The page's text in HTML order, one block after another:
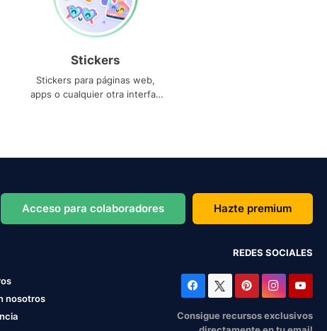
Stickers
Stickers para páginas web,
apps o cualquier otra interfaz
Acceso para colaboradores Hazte premium
nosotros
REDES SOCIALES
Consigue recursos exclusivos